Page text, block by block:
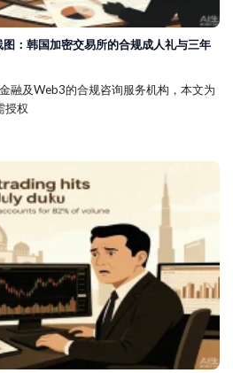
：韩国加密交易所的合规成人礼与三年
融及Web3的合规咨询服务机构，本文为
授权